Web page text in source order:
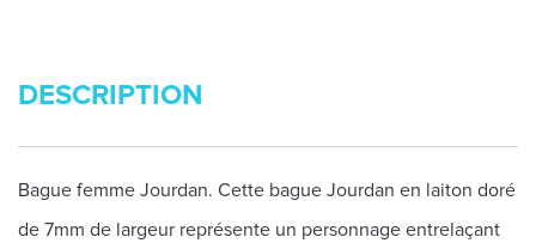
DESCRIPTION
Bague femme Jourdan. Cette bague Jourdan en laiton doré
de 7mm de largeur représente un personnage entrelaçant